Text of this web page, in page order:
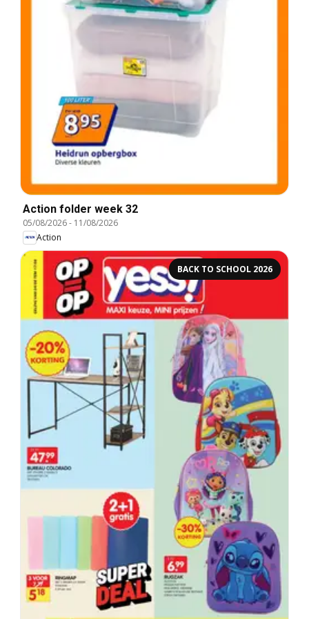
Action folder week 32
05/08/2026- 11/08/2026
Action
BACK TO SCHOOL 2026